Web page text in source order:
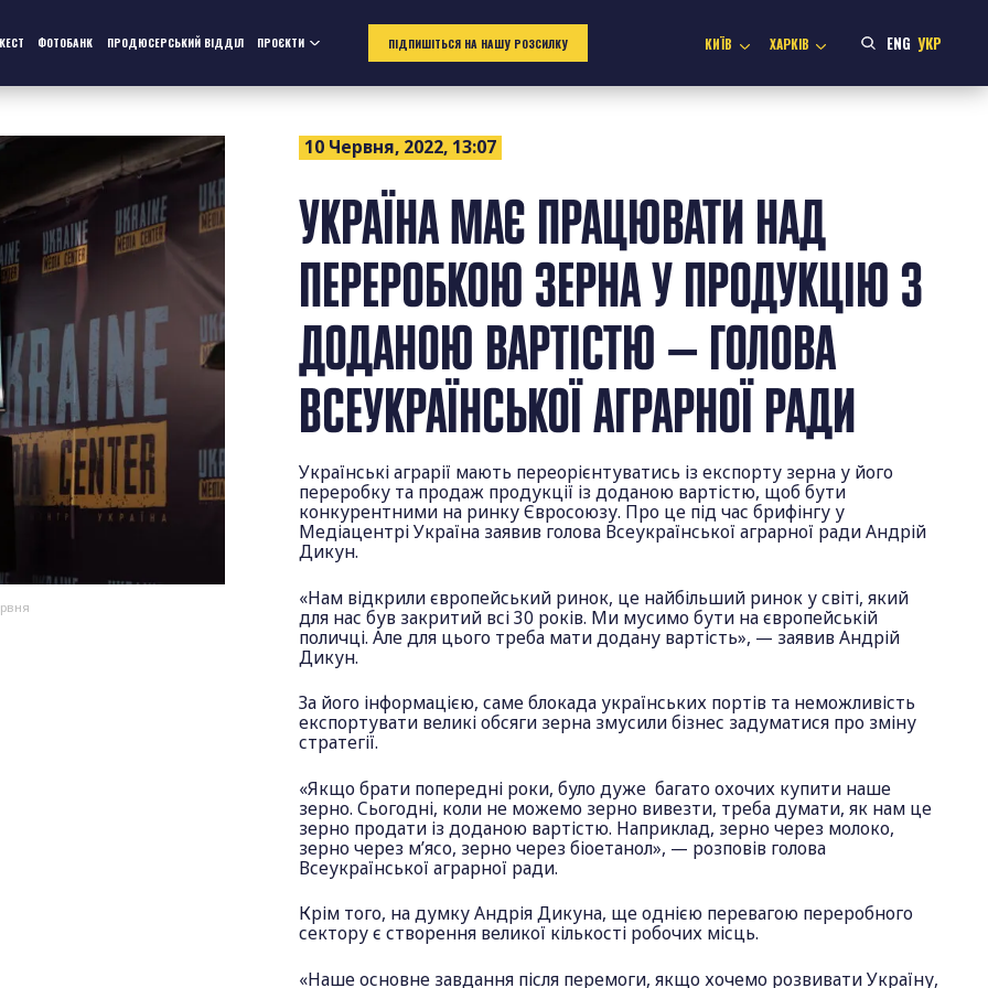
ФОТОБАНК ПРОДЮСЕРСЬКИЙ ВІДДІЛ ПРОЄКТИ ПІДПИШІТЬСЯ НА НАШУ РОЗСИЛКУ КИЇВ ХАРКІВ ENG УКР
10 Червня, 2022, 13:07
УКРАЇНА МАЄ ПРАЦЮВАТИ НАД
ПЕРЕРОБКОЮ ЗЕРНА У ПРОДУКЦІЮ З
ДОДАНОЮ ВАРТІСТЮ — ГОЛОВА
ВСЕУКРАЇНСЬКОЇ АГРАРНОЇ РАДИ
Українські аграрії мають переорієнтуватись із експорту зерна у його
переробку та продаж продукції із доданою вартістю, щоб бути
конкурентними на ринку Євросоюзу. Про це під час брифінгу у
Медіацентрі Україна заявив голова Всеукраїнської аграрної ради Андрій
Дикун.
«Нам відкрили європейський ринок, це найбільший ринок у світі, який
для нас був закритий всі 30 років. Ми мусимо бути на європейській
поличці. Але для цього треба мати додану вартість», — заявив Андрій
Дикун.
За його інформацією, саме блокада українських портів та неможливість
експортувати великі обсяги зерна змусили бізнес задуматися про зміну
стратегії.
«Якщо брати попередні роки, було дуже багато охочих купити наше
зерно. Сьогодні, коли не можемо зерно вивезти, треба думати, як нам це
зерно продати із доданою вартістю. Наприклад, зерно через молоко,
зерно через м’ясо, зерно через біоетанол», — розповів голова
Всеукраїнської аграрної ради.
Крім того, на думку Андрія Дикуна, ще однією перевагою переробного
сектору є створення великої кількості робочих місць.
«Наше основне завдання після перемоги, якщо хочемо розвивати Україну,